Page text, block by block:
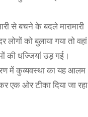
से बचने के बदले मारामारी
को बुलाया गया तो वहां
की धज्जियां उड़ गई।
में कुव्यवस्था का यह आलम
एक ओर टीका दिया जा रहा